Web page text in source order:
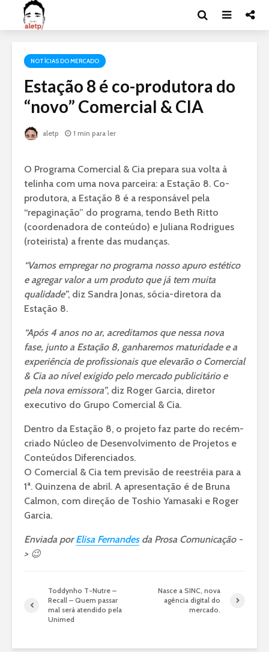
NOTÍCIAS DO MERCADO
Estação 8 é co-produtora do
“novo” Comercial & CIA
aletp 1 min para ler
O Programa Comercial & Cia prepara sua volta à
telinha com uma nova parceira: a Estação 8. Co-
produtora, a Estação 8 é a responsável pela
“repaginação” do programa, tendo Beth Ritto
(coordenadora de conteúdo) e Juliana Rodrigues
(roteirista) a frente das mudanças.
“Vamos empregar no programa nosso apuro estético
e agregar valor a um produto que já tem muita
qualidade”, diz Sandra Jonas, sócia-diretora da
Estação 8.
“Após 4 anos no ar, acreditamos que nessa nova
fase, junto a Estação 8, ganharemos maturidade e a
experiência de profissionais que elevarão o Comercial
& Cia ao nível exigido pelo mercado publicitário e
pela nova emissora”, diz Roger Garcia, diretor
executivo do Grupo Comercial & Cia.
Dentro da Estação 8, o projeto faz parte do recém-
criado Núcleo de Desenvolvimento de Projetos e
Conteúdos Diferenciados.
O Comercial & Cia tem previsão de reestréia para a
1ª. Quinzena de abril. A apresentação é de Bruna
Calmon, com direção de Toshio Yamasaki e Roger
Garcia.
Enviada porElisa Fernandesda Prosa Comunicação -
> 😉
Toddynho T-Nutre –
Recall – Quem passar
mal será atendido pela
Unimed
Nasce a SINC, nova
agência digital do
mercado.